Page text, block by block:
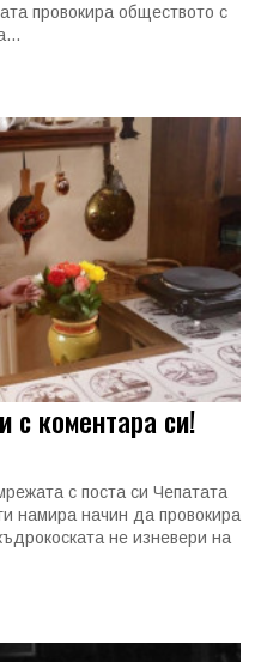
провокира обществото с
с коментара си!
с поста си Чепатата
намира начин да провокира
не изневери на